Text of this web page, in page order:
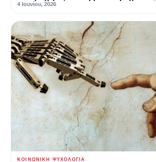
4 Ιουνίου, 2026
ΚΟΙΝΩΝΙΚΉ ΨΥΧΟΛΟΓΊΑ